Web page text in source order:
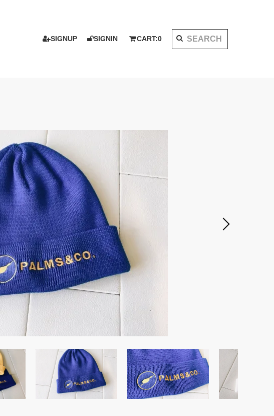
SIGNUP SIGNIN CART:0